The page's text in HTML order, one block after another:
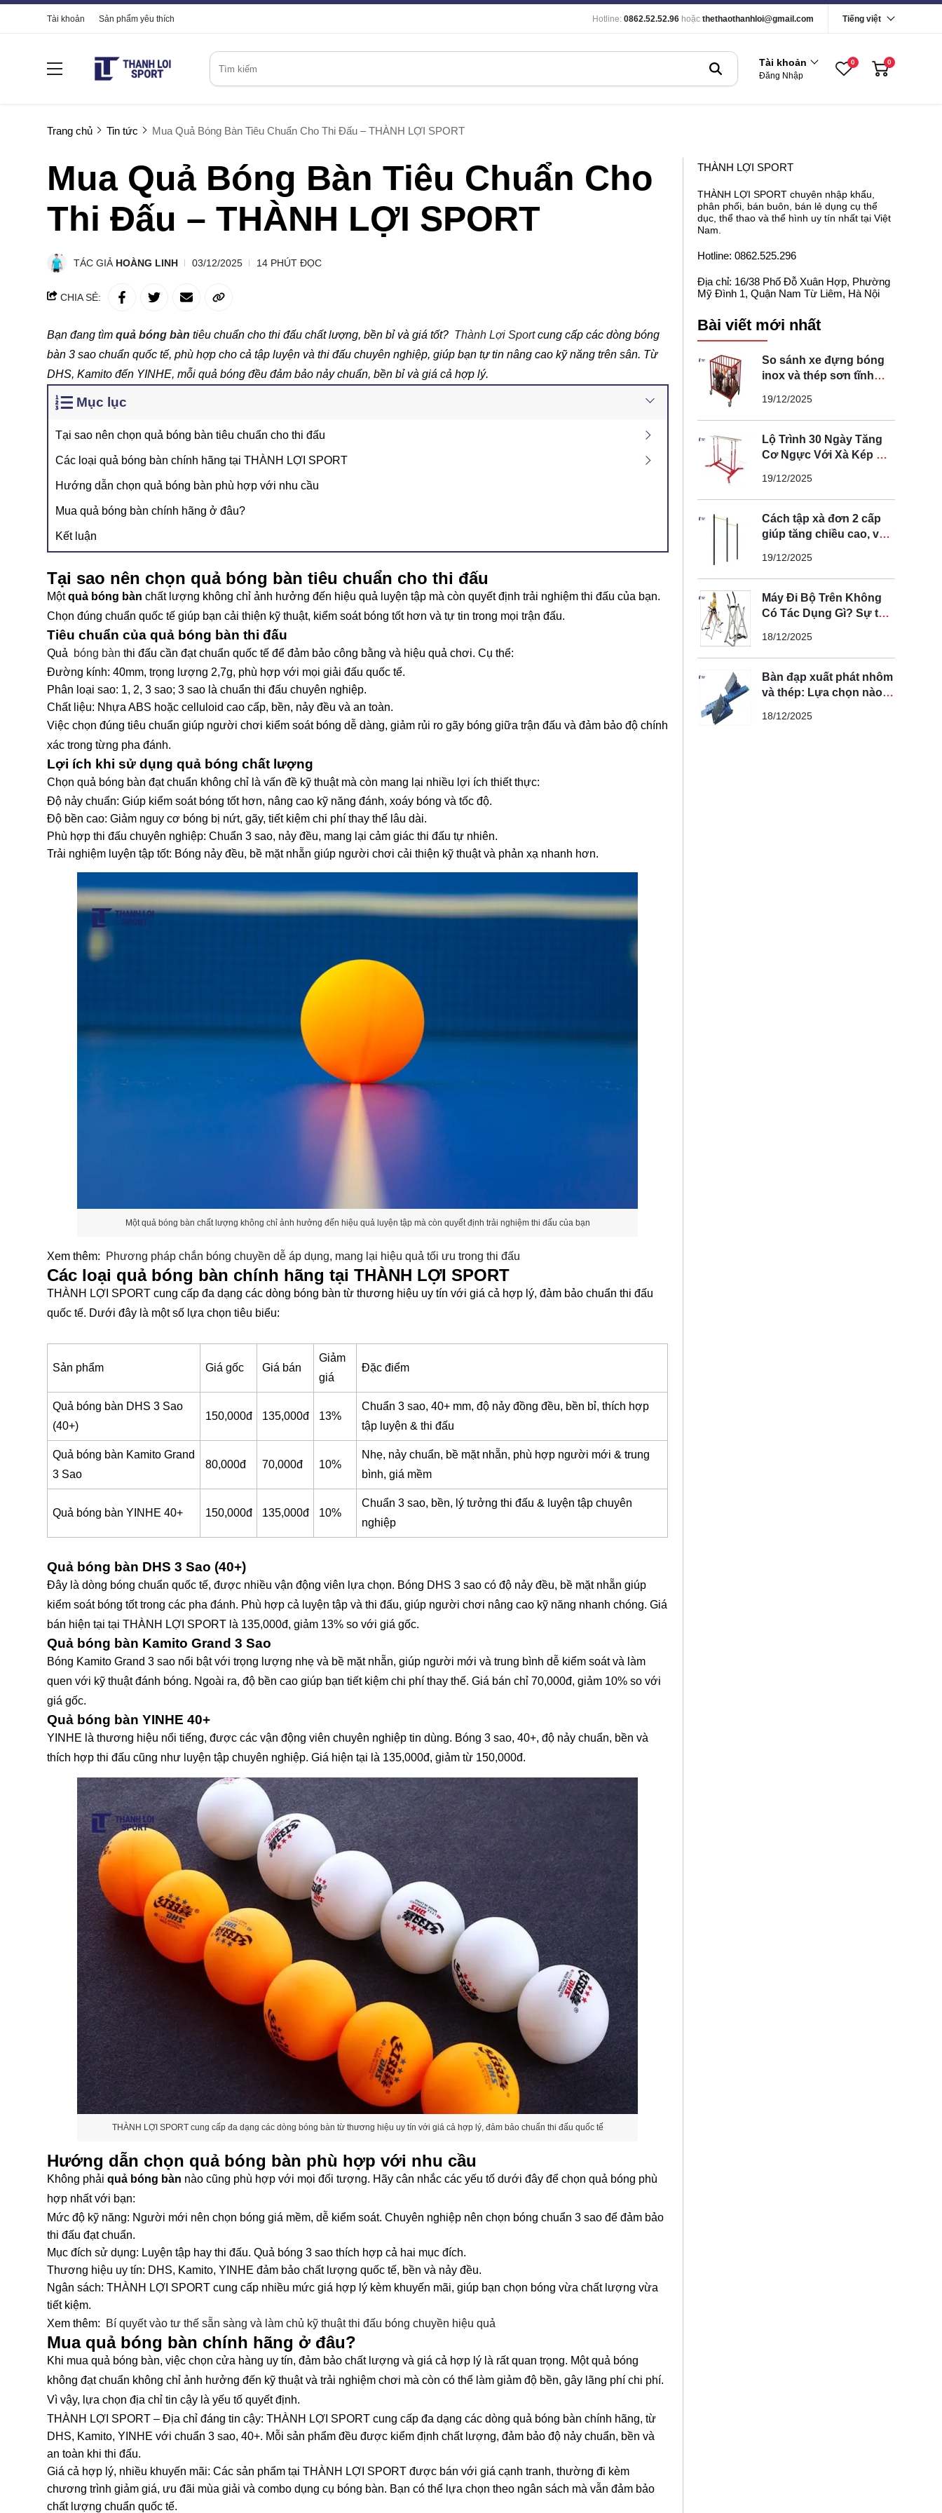
Tài khoản Sản phẩm yêu thích Hotline: 0862.52.52.96 hoặc thethaothanhloi@gmail.com Tiếng việt
Tài khoản
Đăng Nhập
0 0
Trang chủ Tin tức Mua Quả Bóng Bàn Tiêu Chuẩn Cho Thi Đấu – THÀNH LỢI SPORT
Mua Quả Bóng Bàn Tiêu Chuẩn Cho
Thi Đấu – THÀNH LỢI SPORT
TÁC GIẢ HOÀNG LINH 03/12/2025 14 PHÚT ĐỌC
CHIA SẺ:
Bạn đang tìm quả bóng bàn tiêu chuẩn cho thi đấu chất lượng, bền bỉ và giá tốt? Thành Lợi Sport cung cấp các dòng bóng
bàn 3 sao chuẩn quốc tế, phù hợp cho cả tập luyện và thi đấu chuyên nghiệp, giúp bạn tự tin nâng cao kỹ năng trên sân. Từ
DHS, Kamito đến YINHE, mỗi quả bóng đều đảm bảo nảy chuẩn, bền bỉ và giá cả hợp lý.
Mục lục
Tại sao nên chọn quả bóng bàn tiêu chuẩn cho thi đấu
Các loại quả bóng bàn chính hãng tại THÀNH LỢI SPORT
Hướng dẫn chọn quả bóng bàn phù hợp với nhu cầu
Mua quả bóng bàn chính hãng ở đâu?
Kết luận
Tại sao nên chọn quả bóng bàn tiêu chuẩn cho thi đấu
Mộtquả bóng bàn chất lượng không chỉ ảnh hưởng đến hiệu quả luyện tập mà còn quyết định trải nghiệm thi đấu của bạn.
Chọn đúng chuẩn quốc tế giúp bạn cải thiện kỹ thuật, kiểm soát bóng tốt hơn và tự tin trong mọi trận đấu.
Tiêu chuẩn của quả bóng bàn thi đấu
Quả bóng bàn thi đấu cần đạt chuẩn quốc tế để đảm bảo công bằng và hiệu quả chơi. Cụ thể:
Đường kính: 40mm, trọng lượng 2,7g, phù hợp với mọi giải đấu quốc tế.
Phân loại sao: 1, 2, 3 sao; 3 sao là chuẩn thi đấu chuyên nghiệp.
Chất liệu: Nhựa ABS hoặc celluloid cao cấp, bền, nảy đều và an toàn.
Việc chọn đúng tiêu chuẩn giúp người chơi kiểm soát bóng dễ dàng, giảm rủi ro gãy bóng giữa trận đấu và đảm bảo độ chính
xác trong từng pha đánh.
Lợi ích khi sử dụng quả bóng chất lượng
Chọn quả bóng bàn đạt chuẩn không chỉ là vấn đề kỹ thuật mà còn mang lại nhiều lợi ích thiết thực:
Độ nảy chuẩn: Giúp kiểm soát bóng tốt hơn, nâng cao kỹ năng đánh, xoáy bóng và tốc độ.
Độ bền cao: Giảm nguy cơ bóng bị nứt, gãy, tiết kiệm chi phí thay thế lâu dài.
Phù hợp thi đấu chuyên nghiệp: Chuẩn 3 sao, nảy đều, mang lại cảm giác thi đấu tự nhiên.
Trải nghiệm luyện tập tốt: Bóng nảy đều, bề mặt nhẵn giúp người chơi cải thiện kỹ thuật và phản xạ nhanh hơn.
Một quả bóng bàn chất lượng không chỉ ảnh hưởng đến hiệu quả luyện tập mà còn quyết định trải nghiệm thi đấu của bạn
Xem thêm: Phương pháp chắn bóng chuyền dễ áp dụng, mang lại hiệu quả tối ưu trong thi đấu
Các loại quả bóng bàn chính hãng tại THÀNH LỢI SPORT
THÀNH LỢI SPORT cung cấp đa dạng các dòng bóng bàn từ thương hiệu uy tín với giá cả hợp lý, đảm bảo chuẩn thi đấu
quốc tế. Dưới đây là một số lựa chọn tiêu biểu:
Sản phẩm Giá gốc Giá bán
Giảm
giá
Đặc điểm
Quả bóng bàn DHS 3 Sao
(40+)
150,000đ 135,000đ 13%
Chuẩn 3 sao, 40+ mm, độ nảy đồng đều, bền bỉ, thích hợp
tập luyện & thi đấu
Quả bóng bàn Kamito Grand
3 Sao
80,000đ 70,000đ 10%
Nhẹ, nảy chuẩn, bề mặt nhẵn, phù hợp người mới & trung
bình, giá mềm
Quả bóng bàn YINHE 40+ 150,000đ 135,000đ 10%
Chuẩn 3 sao, bền, lý tưởng thi đấu & luyện tập chuyên
nghiệp
Quả bóng bàn DHS 3 Sao (40+)
Đây là dòng bóng chuẩn quốc tế, được nhiều vận động viên lựa chọn. Bóng DHS 3 sao có độ nảy đều, bề mặt nhẵn giúp
kiểm soát bóng tốt trong các pha đánh. Phù hợp cả luyện tập và thi đấu, giúp người chơi nâng cao kỹ năng nhanh chóng. Giá
bán hiện tại tại THÀNH LỢI SPORT là 135,000đ, giảm 13% so với giá gốc.
Quả bóng bàn Kamito Grand 3 Sao
Bóng Kamito Grand 3 sao nổi bật với trọng lượng nhẹ và bề mặt nhẵn, giúp người mới và trung bình dễ kiểm soát và làm
quen với kỹ thuật đánh bóng. Ngoài ra, độ bền cao giúp bạn tiết kiệm chi phí thay thế. Giá bán chỉ 70,000đ, giảm 10% so với
giá gốc.
Quả bóng bàn YINHE 40+
YINHE là thương hiệu nổi tiếng, được các vận động viên chuyên nghiệp tin dùng. Bóng 3 sao, 40+, độ nảy chuẩn, bền và
thích hợp thi đấu cũng như luyện tập chuyên nghiệp. Giá hiện tại là 135,000đ, giảm từ 150,000đ.
THÀNH LỢI SPORT cung cấp đa dạng các dòng bóng bàn từ thương hiệu uy tín với giá cả hợp lý, đảm bảo chuẩn thi đấu quốc tế
Hướng dẫn chọn quả bóng bàn phù hợp với nhu cầu
Không phải quả bóng bàn nào cũng phù hợp với mọi đối tượng. Hãy cân nhắc các yếu tố dưới đây để chọn quả bóng phù
hợp nhất với bạn:
Mức độ kỹ năng: Người mới nên chọn bóng giá mềm, dễ kiểm soát. Chuyên nghiệp nên chọn bóng chuẩn 3 sao để đảm bảo
thi đấu đạt chuẩn.
Mục đích sử dụng: Luyện tập hay thi đấu. Quả bóng 3 sao thích hợp cả hai mục đích.
Thương hiệu uy tín: DHS, Kamito, YINHE đảm bảo chất lượng quốc tế, bền và nảy đều.
Ngân sách: THÀNH LỢI SPORT cung cấp nhiều mức giá hợp lý kèm khuyến mãi, giúp bạn chọn bóng vừa chất lượng vừa
tiết kiệm.
Xem thêm:
Bí quyết vào tư thế sẵn sàng và làm chủ kỹ thuật thi đấu bóng chuyền hiệu quả
Mua quả bóng bàn chính hãng ở đâu?
Khi mua quả bóng bàn, việc chọn cửa hàng uy tín, đảm bảo chất lượng và giá cả hợp lý là rất quan trọng. Một quả bóng
không đạt chuẩn không chỉ ảnh hưởng đến kỹ thuật và trải nghiệm chơi mà còn có thể làm giảm độ bền, gây lãng phí chi phí.
Vì vậy, lựa chọn địa chỉ tin cậy là yếu tố quyết định.
THÀNH LỢI SPORT – Địa chỉ đáng tin cậy: THÀNH LỢI SPORT cung cấp đa dạng các dòng quả bóng bàn chính hãng, từ
DHS, Kamito, YINHE với chuẩn 3 sao, 40+. Mỗi sản phẩm đều được kiểm định chất lượng, đảm bảo độ nảy chuẩn, bền và
an toàn khi thi đấu.
Giá cả hợp lý, nhiều khuyến mãi: Các sản phẩm tại THÀNH LỢI SPORT được bán với giá cạnh tranh, thường đi kèm
chương trình giảm giá, ưu đãi mùa giải và combo dụng cụ bóng bàn. Bạn có thể lựa chọn theo ngân sách mà vẫn đảm bảo
chất lượng chuẩn quốc tế.
THÀNH LỢI SPORT
THÀNH LỢI SPORT chuyên nhập khẩu,
phân phối, bán buôn, bán lẻ dụng cụ thể
dục, thể thao và thể hình uy tín nhất tại Việt
Nam.
Hotline: 0862.525.296
Địa chỉ: 16/38 Phố Đỗ Xuân Hợp, Phường
Mỹ Đình 1, Quận Nam Từ Liêm, Hà Nội
Bài viết mới nhất
So sánh xe đựng bóng
inox và thép sơn tĩnh
19/12/2025
Lộ Trình 30 Ngày Tăng
Cơ Ngực Với Xà Kép Di
19/12/2025
Cách tập xà đơn 2 cấp
giúp tăng chiều cao, vóc
19/12/2025
Máy Đi Bộ Trên Không
Có Tác Dụng Gì? Sự thật
18/12/2025
Bàn đạp xuất phát nhôm
và thép: Lựa chọn nào
18/12/2025